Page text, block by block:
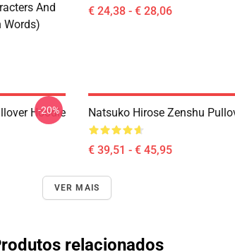
And
Words)
€ 24,38 - € 28,06
Hoodie
-20% Natsuko Hirose Zenshu
€ 39,51 - € 45,95
VER MAIS
relacionados